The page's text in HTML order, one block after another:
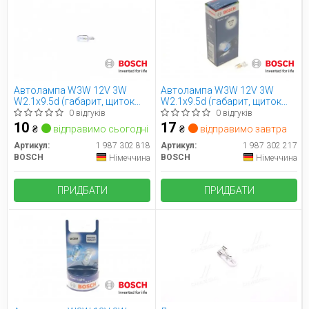
Автолампа W3W 12V 3W
W2.1x9.5d (габарит, щиток
приладів) (без цоколя)
0 відгуків
10 ₴ відправимо сьогодні
Артикул:
1 987 302 818
BOSCH
Німеччина
ПРИДБАТИ
Автолампа W3W 12V 3W
W2.1x9.5d (габарит, щиток
приладів) (без цоколя)
0 відгуків
17 ₴ відправимо завтра
Артикул:
1 987 302 217
BOSCH
Німеччина
ПРИДБАТИ